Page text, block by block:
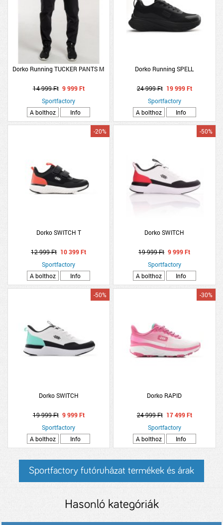
Dorko Running TUCKER PANTS M
14 999 Ft 9 999 Ft
Sportfactory
A bolthoz
Info
Dorko Running SPELL
24 999 Ft 19 999 Ft
Sportfactory
A bolthoz
Info
Dorko SWITCH T
-20%
12 999 Ft 10 399 Ft
Sportfactory
A bolthoz
Info
Dorko SWITCH
-50%
19 999 Ft 9 999 Ft
Sportfactory
A bolthoz
Info
Dorko SWITCH
-50%
19 999 Ft 9 999 Ft
Sportfactory
A bolthoz
Info
Dorko RAPID
-30%
24 999 Ft 17 499 Ft
Sportfactory
A bolthoz
Info
Sportfactory futóruházat termékek és árak
Hasonló kategóriák